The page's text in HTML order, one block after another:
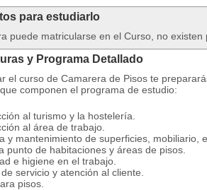
para estudiarlo
puede matricularse en el Curso, no existen
y Programa Detallado
el curso de Camarera de Pisos te
componen el programa de estudio:
al turismo y la hostelería.
al área de trabajo.
y mantenimiento de superficies, mobiliario,
punto de habitaciones y áreas de pisos.
e higiene en el trabajo.
servicio y atención al cliente.
pisos.